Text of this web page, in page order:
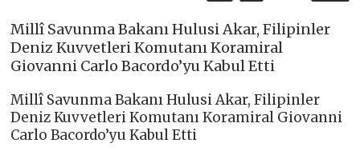
Millî Savunma Bakanı Hulusi Akar, Filipinler
Deniz Kuvvetleri Komutanı Koramiral
Giovanni Carlo Bacordo’yu Kabul Etti
Millî Savunma Bakanı Hulusi Akar, Filipinler
Deniz Kuvvetleri Komutanı Koramiral Giovanni
Carlo Bacordo’yu Kabul Etti